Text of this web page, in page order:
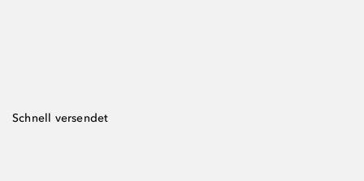
Schnell versendet